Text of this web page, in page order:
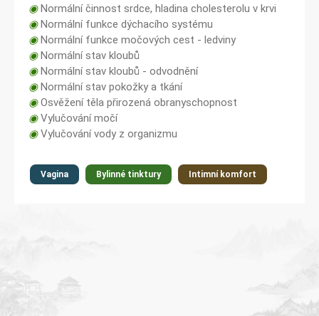
◉Normální činnost srdce, hladina cholesterolu v krvi
◉Normální funkce dýchacího systému
◉Normální funkce močových cest - ledviny
◉Normální stav kloubů
◉Normální stav kloubů - odvodnění
◉Normální stav pokožky a tkání
◉Osvěžení těla přirozená obranyschopnost
◉Vylučování močí
◉Vylučování vody z organizmu
Vagina Bylinné tinktury Intimní komfort